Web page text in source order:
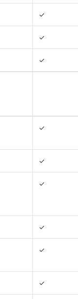
✓
✓
✓
✓
✓
✓
✓
✓
✓